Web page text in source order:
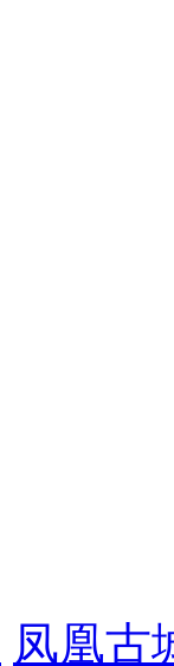
凤凰古